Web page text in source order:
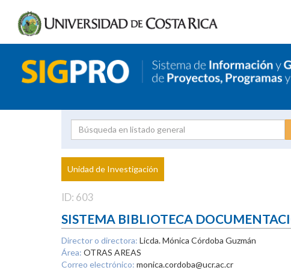
Proyecto
Investigador
Unidad de Investigación
ID: 603
SISTEMA BIBLIOTECA
Director o directora: Licda. Mónica Córdoba Guzmán
Área: OTRAS AREAS
Correo electrónico: monica.cordoba@ucr.ac.cr